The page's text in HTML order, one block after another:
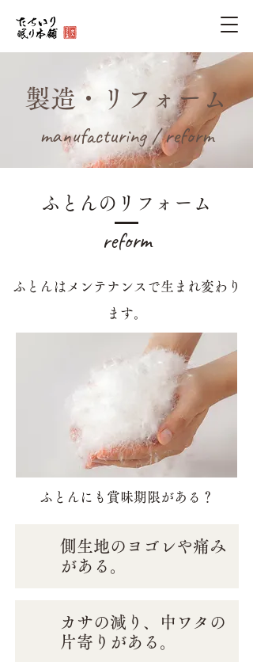
製造・リフォーム
manufacturing / reform
ふとんのリフォーム
reform
​ふとんはメンテナンスで生まれ変わり
ます。
ふとんにも賞味期限がある？
側生地のヨゴレや痛み
がある。
カサの減り、中ワタの
片寄りがある。